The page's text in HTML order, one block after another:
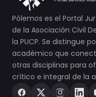
Pólemos es el Portal
de la Asociación Civil
la PUCP. Se distingue
académico que
otras disciplinas para
crítico e integral de la